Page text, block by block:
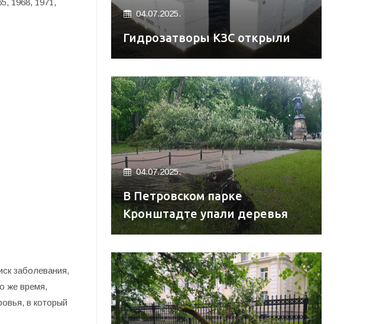
заболевания,
же время,
в который
04.07.2025.
Гидрозатворы КЗС открыли
04.07.2025.
В Петровском парке
Кронштадте упали деревья